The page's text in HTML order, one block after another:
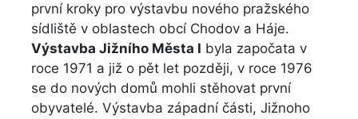
první kroky pro výstavbu nového pražského
sídliště v oblastech obcí Chodov a Háje.
Výstavba Jižního Města I byla započata v
roce 1971 a již o pět let později, v roce 1976
se do nových domů mohli stěhovat první
obyvatelé. Výstavba západní části, Jižnoho